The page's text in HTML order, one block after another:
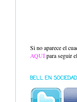
Si no aparece el
AQUÍpara seguir
BELL EN SOCIEDAD